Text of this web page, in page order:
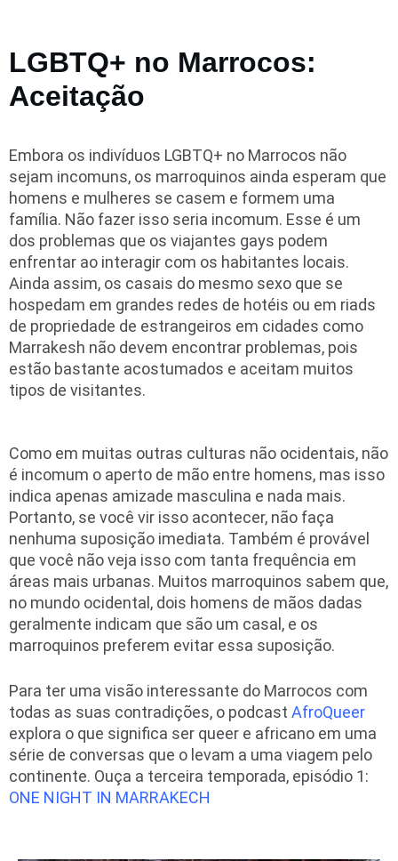
LGBTQ+ no Marrocos:
Aceitação
Embora os indivíduos LGBTQ+ no Marrocos não
sejam incomuns, os marroquinos ainda esperam que
homens e mulheres se casem e formem uma
família. Não fazer isso seria incomum. Esse é um
dos problemas que os viajantes gays podem
enfrentar ao interagir com os habitantes locais.
Ainda assim, os casais do mesmo sexo que se
hospedam em grandes redes de hotéis ou em riads
de propriedade de estrangeiros em cidades como
Marrakesh não devem encontrar problemas, pois
estão bastante acostumados e aceitam muitos
tipos de visitantes.
Como em muitas outras culturas não ocidentais, não
é incomum o aperto de mão entre homens, mas isso
indica apenas amizade masculina e nada mais.
Portanto, se você vir isso acontecer, não faça
nenhuma suposição imediata. Também é provável
que você não veja isso com tanta frequência em
áreas mais urbanas. Muitos marroquinos sabem que,
no mundo ocidental, dois homens de mãos dadas
geralmente indicam que são um casal, e os
marroquinos preferem evitar essa suposição.
Para ter uma visão interessante do Marrocos com
todas as suas contradições, o podcast AfroQueer
explora o que significa ser queer e africano em uma
série de conversas que o levam a uma viagem pelo
continente. Ouça a terceira temporada, episódio 1:
ONE NIGHT IN MARRAKECH